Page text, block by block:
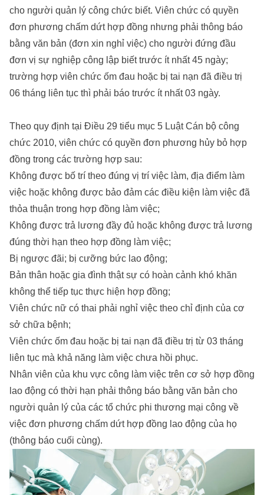
cho người quản lý công chức biết. Viên chức có quyền
đơn phương chấm dứt hợp đồng nhưng phải thông báo
bằng văn bản (đơn xin nghỉ việc) cho người đứng đầu
đơn vị sự nghiệp công lập biết trước ít nhất 45 ngày;
trường hợp viên chức ốm đau hoặc bị tai nạn đã điều trị
06 tháng liên tục thì phải báo trước ít nhất 03 ngày.
Theo quy định tại Điều 29 tiểu mục 5 Luật Cán bộ công
chức 2010, viên chức có quyền đơn phương hủy bỏ hợp
đồng trong các trường hợp sau:
Không được bố trí theo đúng vị trí việc làm, địa điểm làm
việc hoặc không được bảo đảm các điều kiện làm việc đã
thỏa thuận trong hợp đồng làm việc;
Không được trả lương đầy đủ hoặc không được trả lương
đúng thời hạn theo hợp đồng làm việc;
Bị ngược đãi; bị cưỡng bức lao động;
Bản thân hoặc gia đình thật sự có hoàn cảnh khó khăn
không thể tiếp tục thực hiện hợp đồng;
Viên chức nữ có thai phải nghỉ việc theo chỉ định của cơ
sở chữa bệnh;
Viên chức ốm đau hoặc bị tai nạn đã điều trị từ 03 tháng
liên tục mà khả năng làm việc chưa hồi phục.
Nhân viên của khu vực công làm việc trên cơ sở hợp đồng
lao động có thời hạn phải thông báo bằng văn bản cho
người quản lý của các tổ chức phi thương mại công về
việc đơn phương chấm dứt hợp đồng lao động của họ
(thông báo cuối cùng).